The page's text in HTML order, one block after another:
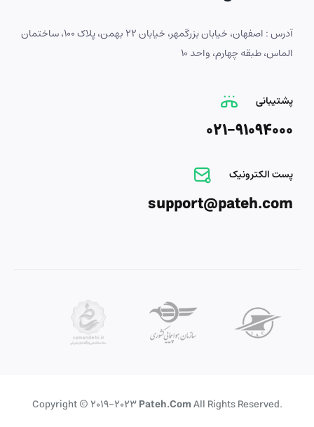
آدرس : اصفهان، خیابان بزرگمهر، خیابان 22 بهمن، پلاک 100، ساختمان
الماس، طبقه چهارم، واحد 10
پشتیبانی
021-91094000
پست الکترونیک
support@pateh.com
Copyright © 2019-2023Pateh.comAll Rights Reserved.